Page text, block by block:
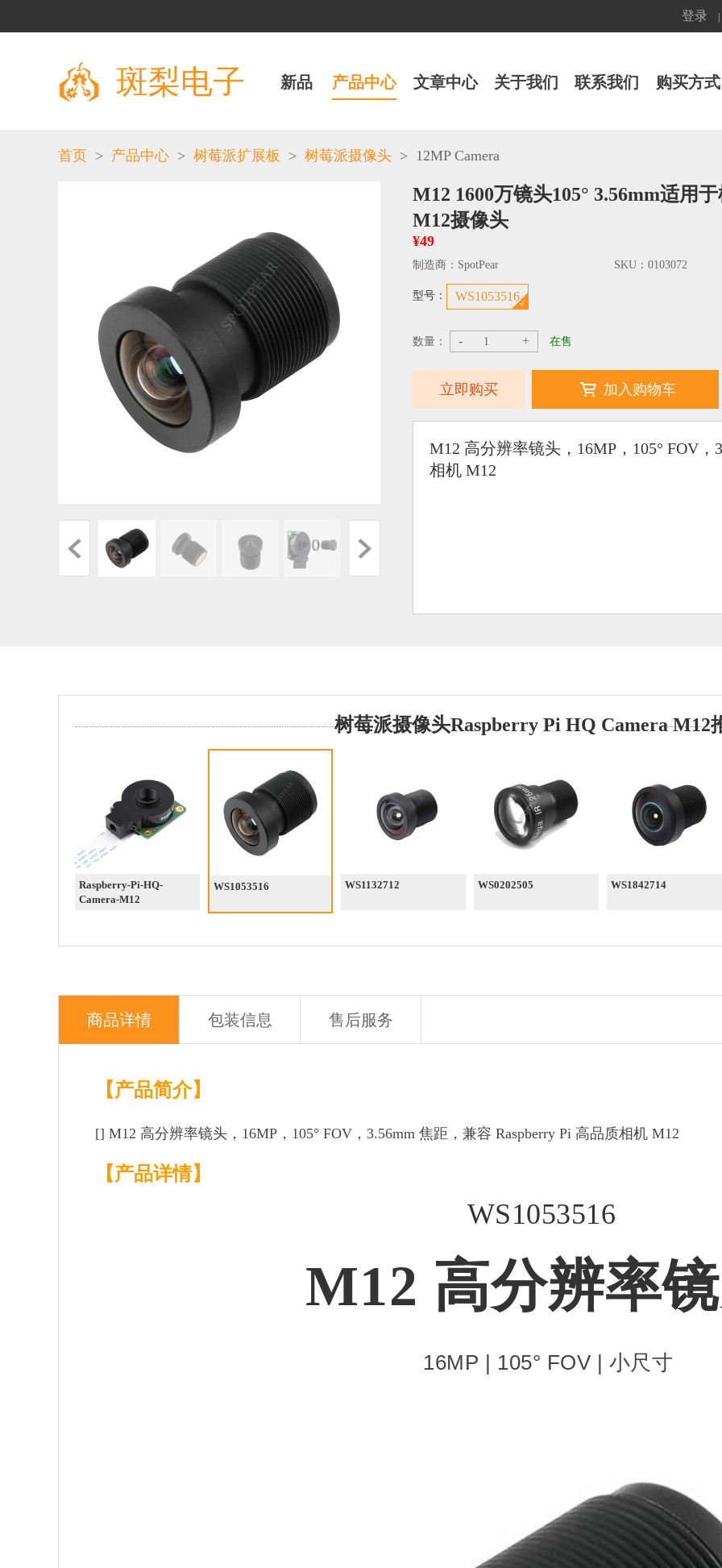
登录
斑梨电子 新品 产品中心 文章中心 关于我们 联系我们 购买方式
首页 > 产品中心 > 树莓派扩展板 > 树莓派摄像头 > 12MP Camera
M12 1600万镜头105° 3.56mm适用
M12摄像头
¥49
制造商： SpotPear SKU： 0103072
型号： WS1053516
数量： - + 在售
立即购买 加入购物车
M12 高分辨率镜头，16MP，105° FOV
相机 M12
树莓派摄像头Raspberry Pi HQ Camera M12
Raspberry-Pi-HQ-
Camera-M12
WS1053516 WS1132712 WS0202505 WS1842714
商品详情 包装信息 售后服务
【产品简介】
[] M12 高分辨率镜头，16MP，105° FOV，3.56mm 焦距，兼容 Raspberry Pi 高品质相机 M12
【产品详情】
WS1053516
M12 高分辨率
16MP | 105° FOV | 小尺寸